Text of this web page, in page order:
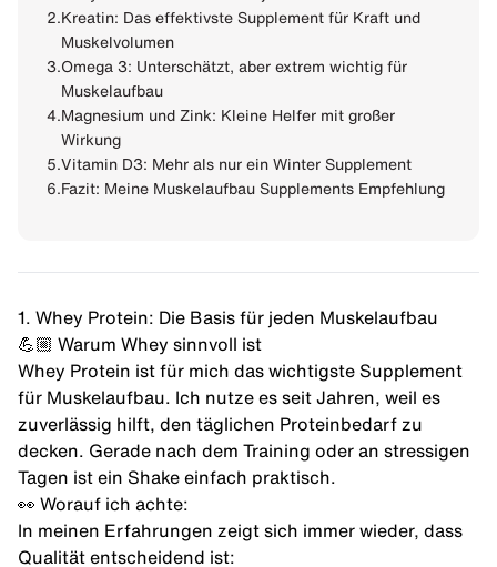
2. Kreatin: Das effektivste Supplement für Kraft und
Muskelvolumen
3.Omega 3: Unterschätzt, aber extrem wichtig für
Muskelaufbau
4. Magnesium und Zink: Kleine Helfer mit großer
Wirkung
5.Vitamin D3: Mehr als nur ein Winter Supplement
6. Fazit: Meine Muskelaufbau Supplements Empfehlung
1. Whey Protein: Die Basis für jeden Muskelaufbau
💪🏼 Warum Whey sinnvoll ist
Whey Protein ist für mich das wichtigste Supplement
für Muskelaufbau. Ich nutze es seit Jahren, weil es
zuverlässig hilft, den täglichen Proteinbedarf zu
decken. Gerade nach dem Training oder an stressigen
Tagen ist ein Shake einfach praktisch.
👀 Worauf ich achte:
In meinen Erfahrungen zeigt sich immer wieder, dass
Qualität entscheidend ist: